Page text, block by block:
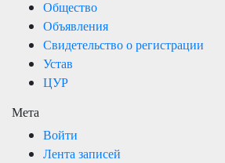
Общество
Объявления
Свидетельство о регистрации
Устав
ЦУР
Мета
Войти
Лента записей